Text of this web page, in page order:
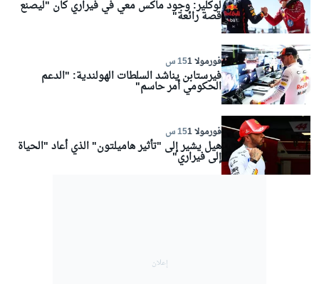
لوكلير: وجود ماكس معي في فيراري كان "ليصنع
قصة رائعة"
فورمولا 1 15 س
فيرستابن يناشد السلطات الهولندية: "الدعم
الحكومي أمر حاسم"
فورمولا 1 15 س
هيل يشير إلى "تأثير هاميلتون" الذي أعاد "الحياة
إلى فيراري"